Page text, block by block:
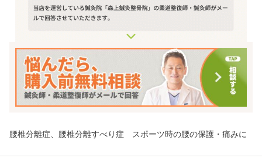
腰椎分離症、腰椎分離すべり症 スポーツ時の腰の保護・痛みに